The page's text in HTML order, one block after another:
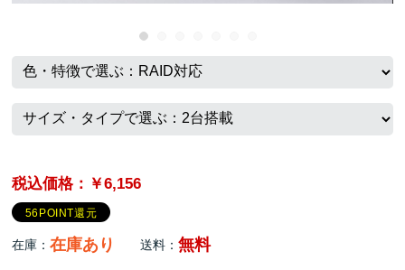
税込価格：￥6,156
56POINT還元
在庫：在庫あり 送料：無料